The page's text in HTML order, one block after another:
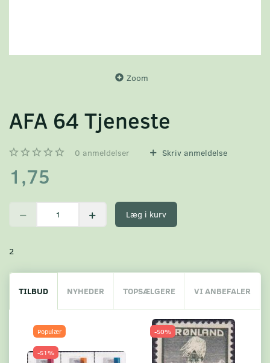
Zoom
AFA 64 Tjeneste
0 anmeldelser Skriv anmeldelse
1,75
Læg i kurv
2
TILBUD NYHEDER TOPSÆLGERE VI ANBEFALER
Populær
-51%
-50%